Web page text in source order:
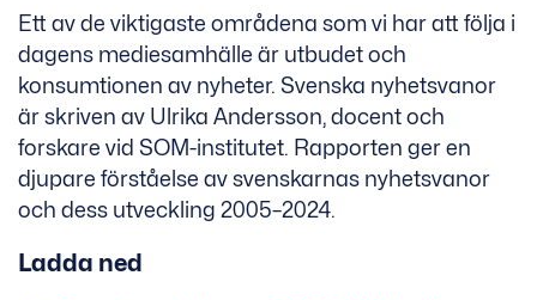
Ett av de viktigaste områdena som vi har att följa i
dagens mediesamhälle är utbudet och
konsumtionen av nyheter. Svenska nyhetsvanor
är skriven av Ulrika Andersson, docent och
forskare vid SOM-institutet. Rapporten ger en
djupare förståelse av svenskarnas nyhetsvanor
och dess utveckling 2005–2024.
Ladda ned